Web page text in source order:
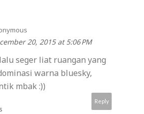
20, 2015 at 5:06 PM
seger liat ruangan yang
warna bluesky,
mbak :))
Reply